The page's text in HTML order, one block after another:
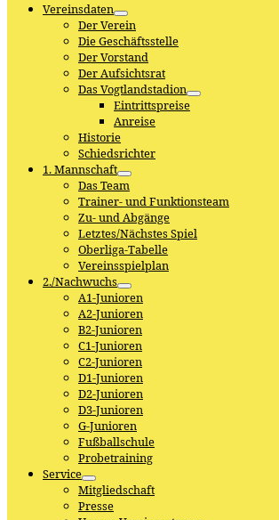
Vereinsdaten
Der Verein
Die Geschäftsstelle
Der Vorstand
Der Aufsichtsrat
Das Vogtlandstadion
Eintrittspreise
Anreise
Historie
Schiedsrichter
1. Mannschaft
Das Team
Trainer- und Funktionsteam
Zu- und Abgänge
Letztes/Nächstes Spiel
Oberliga-Tabelle
Vereinsspielplan
2./Nachwuchs
A1-Junioren
A2-Junioren
B2-Junioren
C1-Junioren
C2-Junioren
D1-Junioren
D2-Junioren
D3-Junioren
G-Junioren
Fußballschule
Probetraining
Service
Mitgliedschaft
Presse